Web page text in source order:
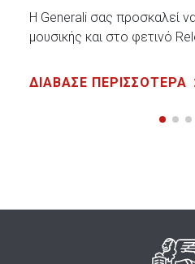
Η Generali σας προσκαλεί
μουσικής και στο φετινό
ΔΙΑΒΑΣΕ ΠΕΡΙΣΣΟΤΕΡΑ